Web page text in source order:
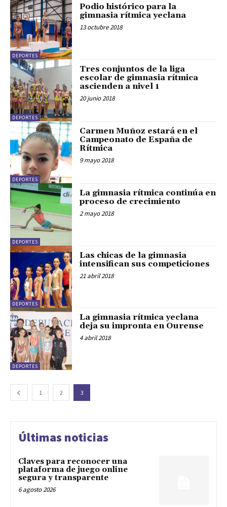
DEPORTES
Podio histórico para la
gimnasia rítmica yeclana
13 octubre 2018
DEPORTES
Tres conjuntos de la liga
escolar de gimnasia rítmica
ascienden a nivel 1
20 junio 2018
DEPORTES
Carmen Muñoz estará en el
Campeonato de España de
Rítmica
9 mayo 2018
DEPORTES
La gimnasia rítmica continúa en
proceso de crecimiento
2 mayo 2018
DEPORTES
Las chicas de la gimnasia
intensifican sus competiciones
21 abril 2018
DEPORTES
La gimnasia rítmica yeclana
deja su impronta en Ourense
4 abril 2018
1 2 3
Últimas noticias
Claves para reconocer una
plataforma de juego online
segura y transparente
6 agosto 2026